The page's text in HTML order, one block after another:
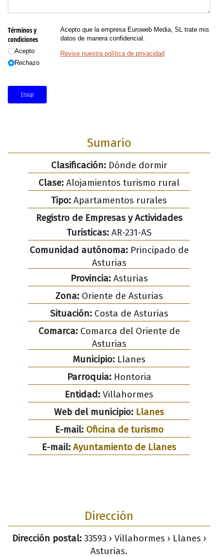
Términos y
condiciones
Acepto
Rechazo
Acepto que la empresa Euroweb Media, SL trate mis
datos de manera confidencial.
Revise nuestra política de privacidad
Enviar
Sumario
Clasificación:Dónde dormir
Clase: Alojamientos turismo rural
Tipo: Apartamentos rurales
Registro de Empresas y Actividades
Turisticas:AR-231-AS
Comunidad autónoma:Principado de
Asturias
Provincia:Asturias
Zona:Oriente de Asturias
Situación:Costa de Asturias
Comarca:Comarca del Oriente de
Asturias
Municipio: Llanes
Parroquia:Hontoria
Entidad: Villahormes
Web del municipio: Llanes
E-mail: Oficina de turismo
E-mail: Ayuntamiento de Llanes
Dirección
Dirección postal:33593 › Villahormes › Llanes ›
Asturias.